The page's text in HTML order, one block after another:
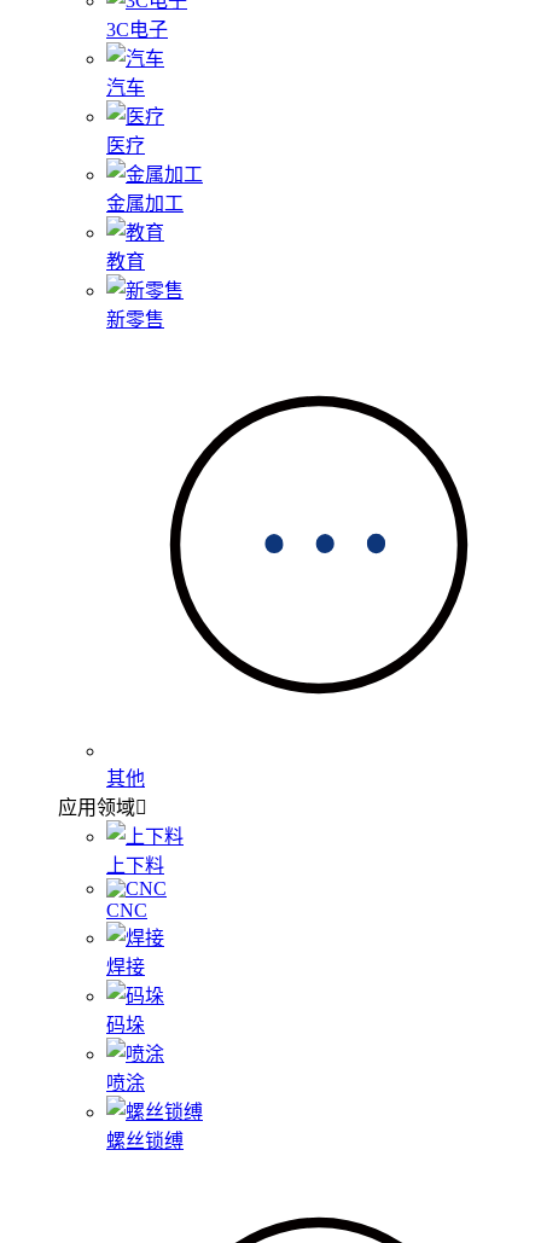
3C电子
汽车
医疗
金属加工
教育
新零售
其他
应用领域
上下料
CNC
焊接
码垛
喷涂
螺丝锁缚